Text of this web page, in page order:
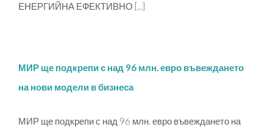
ЕНЕРГИЙНА ЕФЕКТИВНО [...]
МИР ще подкрепи с над 96 млн. евро въвеждането
на нови модели в бизнеса
МИР ще подкрепи с над 96 млн. евро въвеждането на